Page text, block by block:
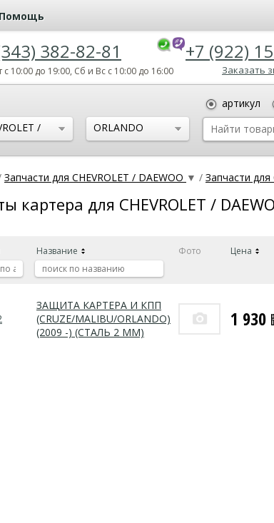
Помощь
382-82-81 +7 (922)
10:00 до 19:00, Сб и Вс с 10:00 до 16:00 Заказать
/
ORLANDO
артикул
Запчасти для CHEVROLET / DAEWOO ▼ / Запчасти для
картера для CHEVROLET /
Название Фото Цена
ЗАЩИТА КАРТЕРА И КПП
(CRUZE/MALIBU/ORLANDO)
(2009 -) (СТАЛЬ 2 ММ)
1 930